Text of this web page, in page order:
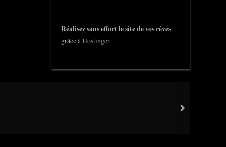
Réalisez sans effort le site de vos rêves
grâce à Hostinger
next